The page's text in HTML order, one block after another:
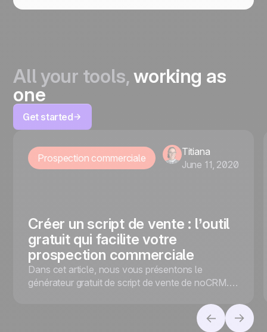
All your tools,working as
one
Get started
Prospection commerciale
Titiana
June 11, 2020
Créer un script de vente : l’outil
gratuit qui facilite votre
prospection commerciale
Dans cet article, nous vous présentons le
générateur gratuit de script de vente de noCRM.io